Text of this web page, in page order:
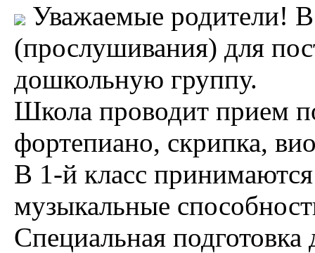
Уважаемые родители!
(прослушивания) для
дошкольную группу.
Школа проводит прием
фортепиано, скрипка,
В 1-й класс
музыкальные
Специальная